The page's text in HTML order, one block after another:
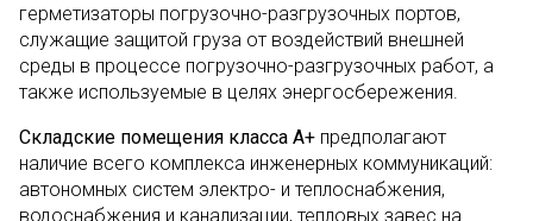
герметизаторы погрузочно-разгрузочных портов,
служащие защитой груза от воздействий внешней
среды в процессе погрузочно-разгрузочных работ, а
также используемые в целях энергосбережения.
Складские помещения класса А+ предполагают
наличие всего комплекса инженерных коммуникаций:
автономных систем электро- и теплоснабжения,
водоснабжения и канализации, тепловых завес на